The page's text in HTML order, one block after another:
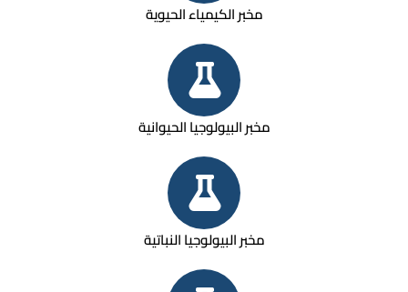
مخبر الكيمياء الحيوية
مخبر البيولوجيا الحيوانية
مخبر البيولوجيا النباتية